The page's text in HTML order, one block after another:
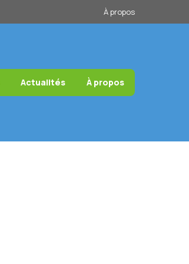
À propos
Actualités À propos